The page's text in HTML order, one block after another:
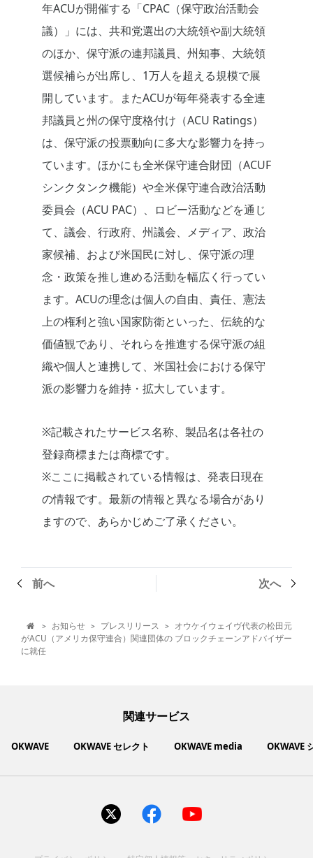
年ACUが開催する「CPAC（保守政治活動会
議）」には、共和党選出の大統領や副大統領
のほか、保守派の連邦議員、州知事、大統領
選候補らが出席し、1万人を超える規模で展
開しています。またACUが毎年発表する全連
邦議員と州の保守度格付け（ACU Ratings）
は、保守派の投票動向に多大な影響力を持っ
ています。ほかにも全米保守連合財団（ACUF
シンクタンク機能）や全米保守連合政治活動
委員会（ACU PAC）、ロビー活動などを通じ
て、議会、行政府、州議会、メディア、政治
家候補、および米国民に対し、保守派の理
念・政策を推し進める活動を幅広く行ってい
ます。ACUの理念は個人の自由、責任、憲法
上の権利と強い国家防衛といった、伝統的な
価値観であり、それらを推進する保守派の組
織や個人と連携して、米国社会における保守
派の影響力を維持・拡大しています。
※記載されたサービス名称、製品名は各社の
登録商標または商標です。
※ここに掲載されている情報は、発表日現在
の情報です。最新の情報と異なる場合があり
ますので、あらかじめご了承ください。
前へ 次へ
 > お知らせ > プレスリリース >
オウケイウェイヴ代表の松田元
がACU（アメリカ保守連合）関連団体の ブロックチェーンアドバイザー
に就任
関連サービス
OKWAVE OKWAVE セレクト OKWAVE media OKWAVE
ト
い物サイト
ス